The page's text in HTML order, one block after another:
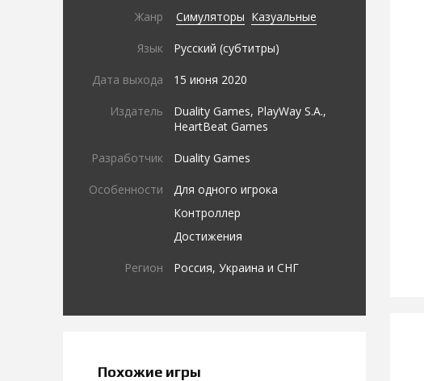
Жанр Симуляторы Казуальные
Язык Русский (субтитры)
Дата выхода 15 июня 2020
Издатель
Duality Games, PlayWay S.A.,
HeartBeat Games
Разработчик Duality Games
Особенности
Для одного игрока
Контроллер
Достижения
Регион Россия, Украина и СНГ
Похожие игры